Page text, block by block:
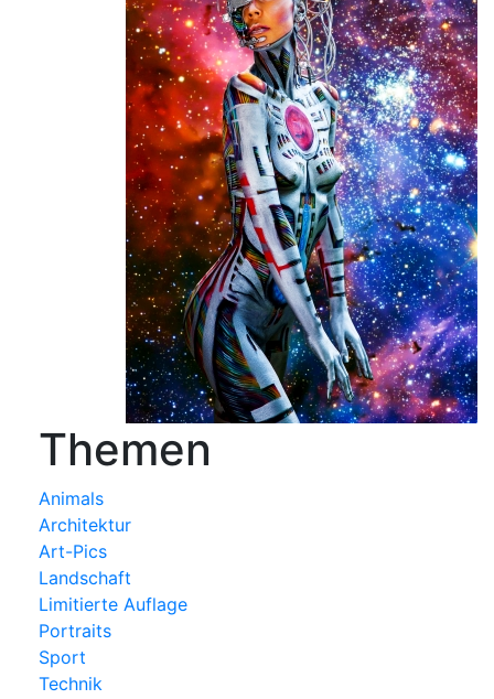
Themen
Animals
Architektur
Art-Pics
Landschaft
Limitierte Auflage
Portraits
Sport
Technik